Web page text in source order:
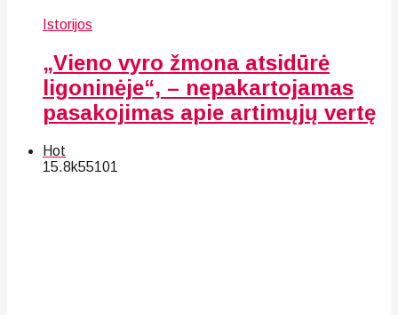
Istorijos
„Vieno vyro žmona atsidūrė
ligoninėje“, – nepakartojamas
pasakojimas apie artimųjų vertę
Hot
15.8k55101